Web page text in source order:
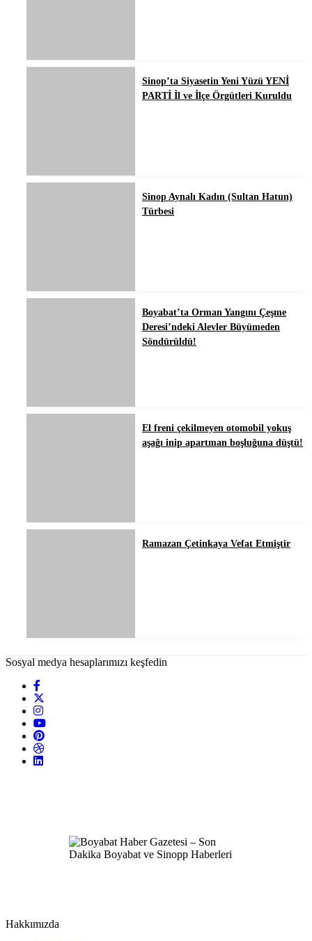
Sinop’ta Siyasetin Yeni Yüzü YENİ
PARTİ İl ve İlçe Örgütleri Kuruldu
Sinop Aynalı Kadın (Sultan Hatun)
Türbesi
Boyabat’ta Orman Yangını Çeşme
Deresi’ndeki Alevler Büyümeden
Söndürüldü!
El freni çekilmeyen otomobil yokuş
aşağı inip apartman boşluğuna düştü!
Ramazan Çetinkaya Vefat Etmiştir
Sosyal medya hesaplarımızı keşfedin
Hakkımızda